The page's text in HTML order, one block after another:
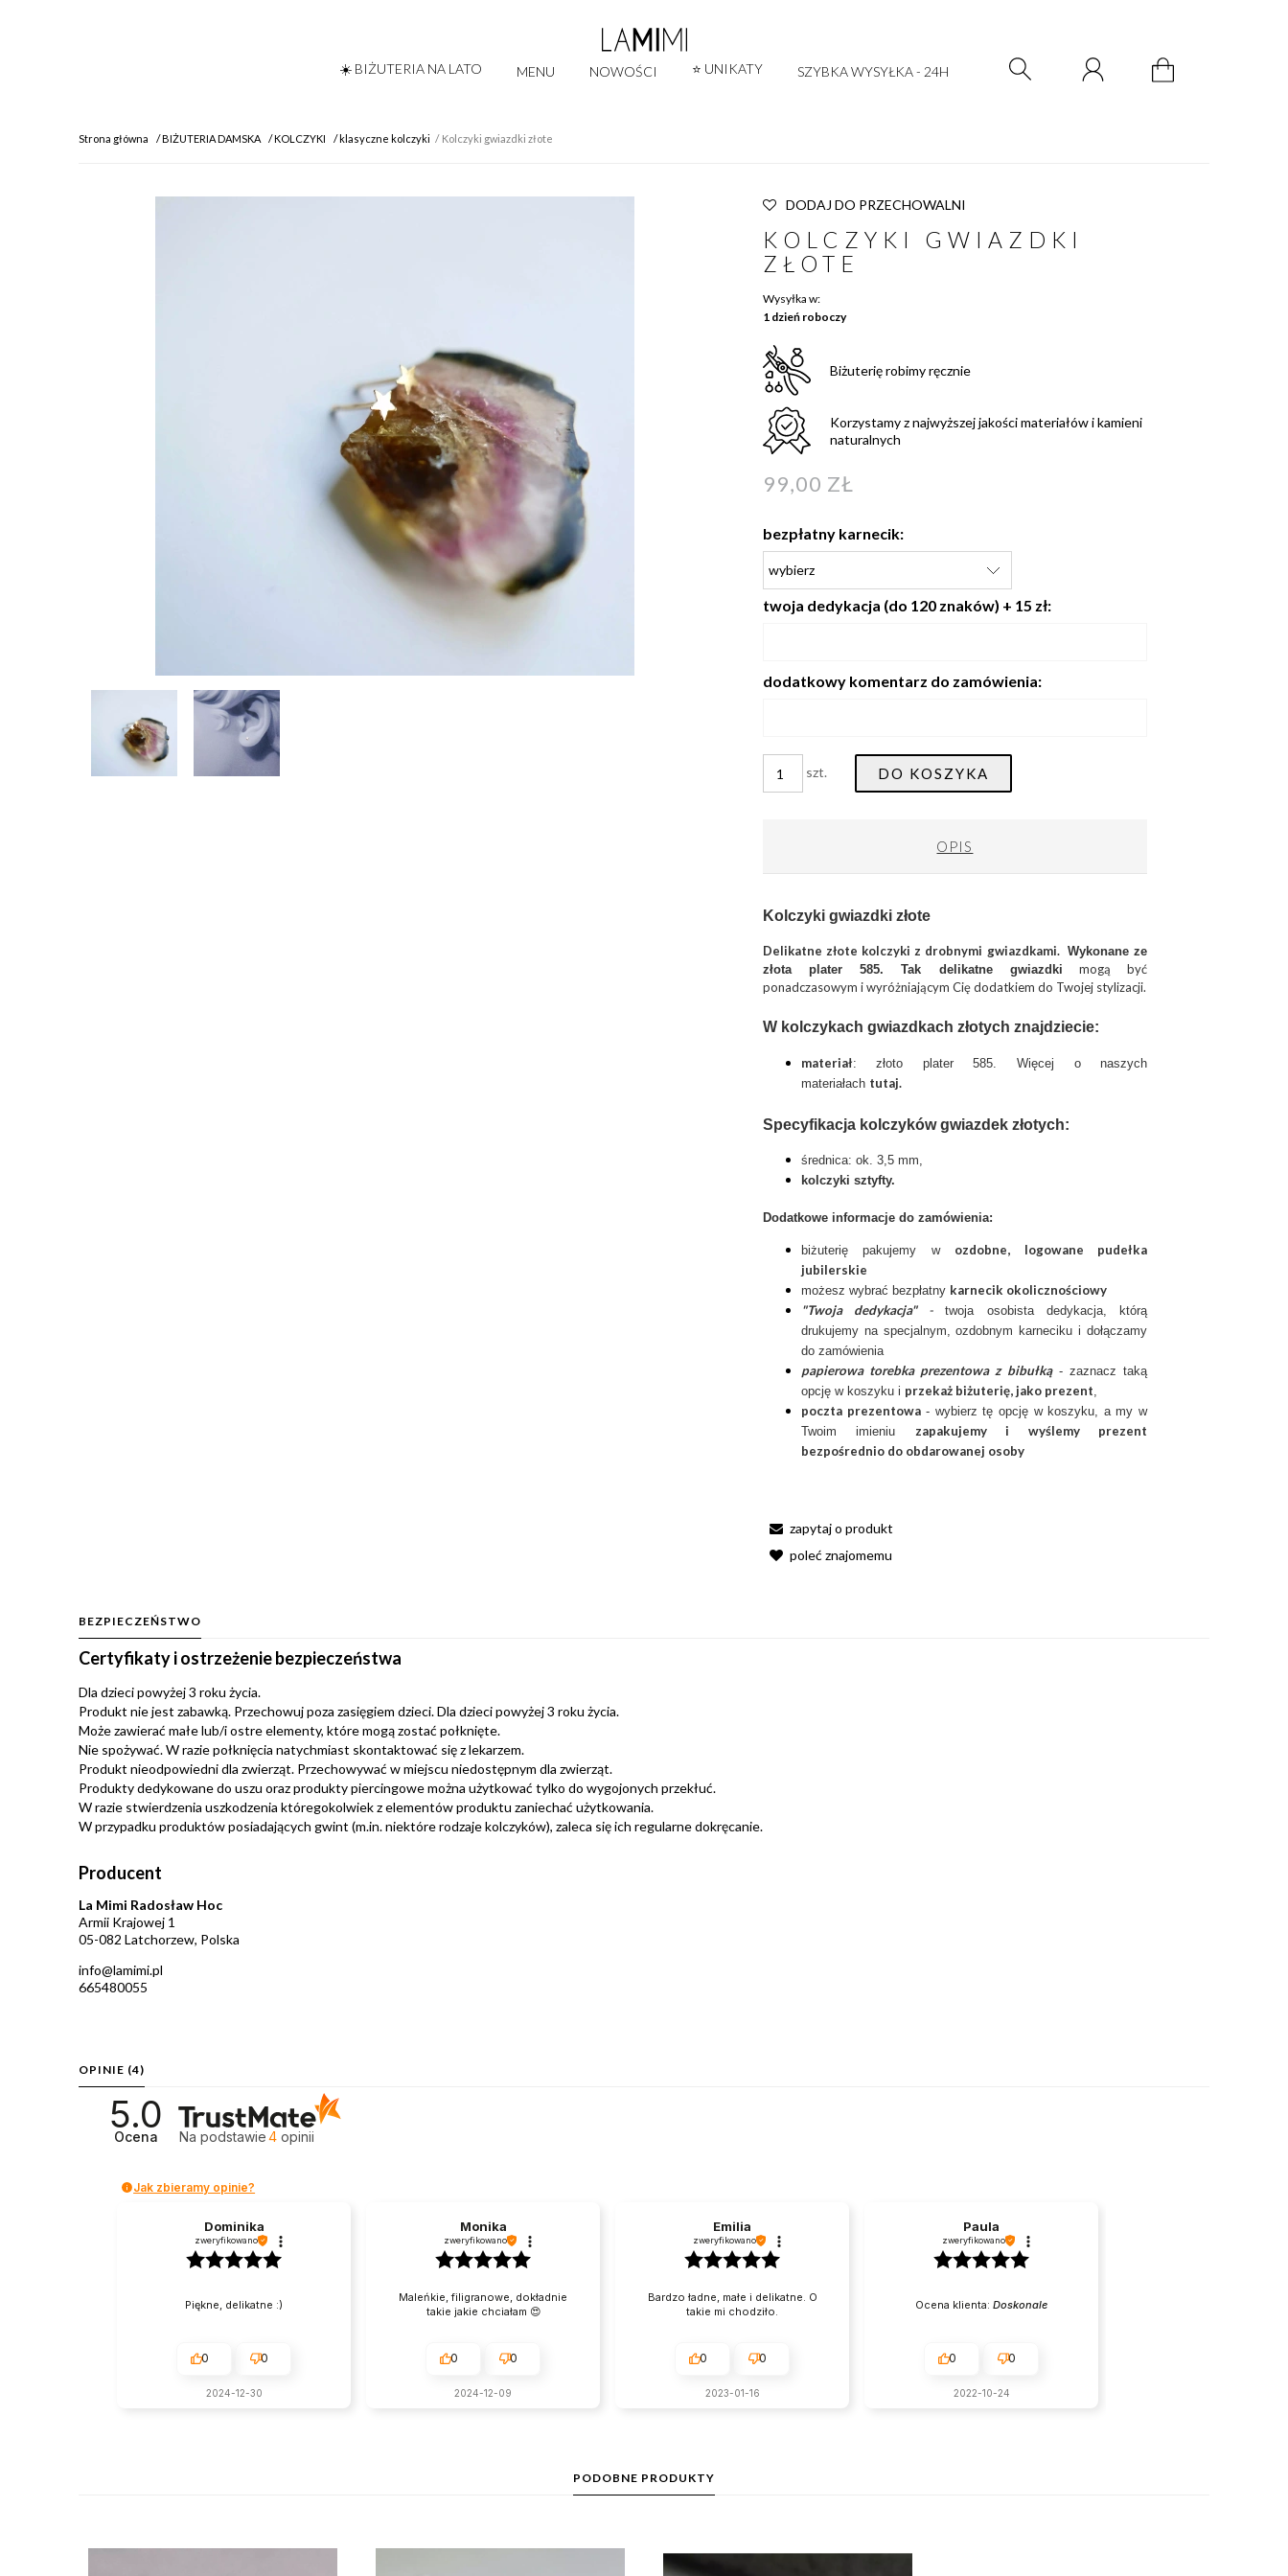
☀️ BIŻUTERIA NA LATO MENU NOWOŚCI ⭐ UNIKATY SZYBKA WYSYŁKA - 24H
Strona główna BIŻUTERIA DAMSKA KOLCZYKI klasyczne kolczyki Kolczyki gwiazdki złote
DODAJ DO PRZECHOWALNI
KOLCZYKI GWIAZDKI
ZŁOTE
Wysyłka w:
1 dzień roboczy
Biżuterię robimy ręcznie
Korzystamy z najwyższej jakości materiałów i kamieni
naturalnych
99,00 ZŁ
bezpłatny karnecik:
twoja dedykacja (do 120 znaków) + 15 zł:
dodatkowy komentarz do zamówienia:
szt. DO KOSZYKA
OPIS
Kolczyki gwiazdki złote
Delikatne złote kolczyki z drobnymi gwiazdkami. Wykonane ze
złota plater 585. Tak delikatne gwiazdki mogą być
ponadczasowym i wyróżniającym Cię dodatkiem do Twojej stylizacji.
W kolczykach gwiazdkach złotych znajdziecie:
materiał:złoto plater 585. Więcej o naszych
materiałach tutaj.
Specyfikacja kolczyków gwiazdek złotych:
średnica: ok. 3,5 mm,
kolczyki sztyfty.
Dodatkowe informacje do zamówienia:
biżuterię pakujemy w ozdobne, logowane pudełka
jubilerskie
możesz wybrać bezpłatny karnecik okolicznościowy
"Twoja dedykacja"-twoja osobista dedykacja, którą
drukujemy na specjalnym, ozdobnym karneciku i dołączamy
do zamówienia
papierowa torebka prezentowa z bibułką- zaznacz taką
opcję w koszyku i przekaż biżuterię, jako prezent,
poczta prezentowa- wybierz tę opcję w koszyku, a my w
Twoim imieniu zapakujemy i wyślemy prezent
bezpośrednio do obdarowanej osoby
zapytaj o produkt
poleć znajomemu
BEZPIECZEŃSTWO
Certyfikaty i ostrzeżenie bezpieczeństwa
Dla dzieci powyżej 3 roku życia.
Produkt nie jest zabawką. Przechowuj poza zasięgiem dzieci. Dla dzieci powyżej 3 roku życia.
Może zawierać małe lub/i ostre elementy, które mogą zostać połknięte.
Nie spożywać. W razie połknięcia natychmiast skontaktować się z lekarzem.
Produkt nieodpowiedni dla zwierząt. Przechowywać w miejscu niedostępnym dla zwierząt.
Produkty dedykowane do uszu oraz produkty piercingowe można użytkować tylko do wygojonych przekłuć.
W razie stwierdzenia uszkodzenia któregokolwiek z elementów produktu zaniechać użytkowania.
W przypadku produktów posiadających gwint (m.in. niektóre rodzaje kolczyków), zaleca się ich regularne dokręcanie.
Producent
La Mimi Radosław Hoc
Armii Krajowej 1
05-082 Latchorzew, Polska
info@lamimi.pl
665480055
OPINIE (4)
5.0
Ocena Na podstawie4 opinii
Jak zbieramy opinie?
Dominika
zweryfikowano
Piękne, delikatne :)
0 0
2024-12-30
Monika
zweryfikowano
Maleńkie, filigranowe, dokładnie
takie jakie chciałam 😍
0 0
2024-12-09
Emilia
zweryfikowano
Bardzo ładne, małe i delikatne. O
takie mi chodziło.
0 0
2023-01-16
Paula
zweryfikowano
Ocena klienta:Doskonale
0 0
2022-10-24
PODOBNE PRODUKTY